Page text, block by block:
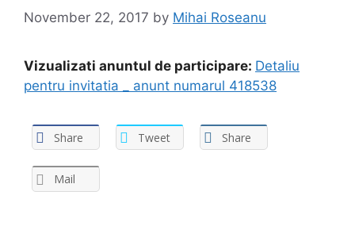
November 22, 2017 by Mihai Roseanu
Vizualizati anuntul de participare: Detaliu
pentru invitatia _ anunt numarul 418538
Share Tweet Share
Mail